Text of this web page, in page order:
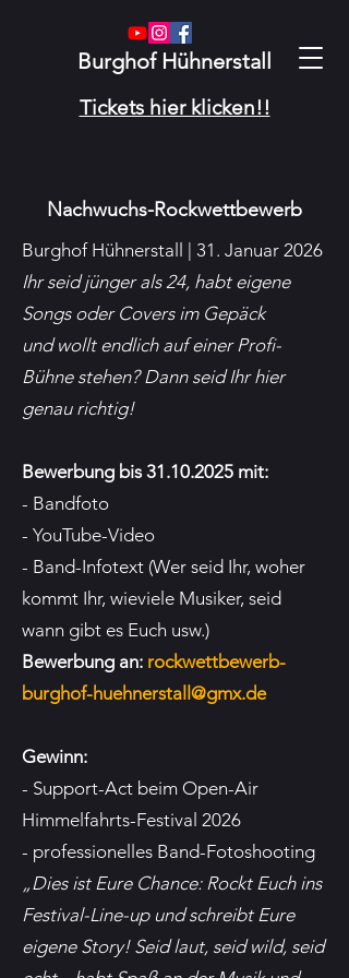
Burghof Hühnerstall
Tickets hier klicken!!
Nachwuchs-Rockwettbewerb
Burghof Hühnerstall | 31. Januar 2026
Ihr seid jünger als 24, habt eigene
Songs oder Covers im Gepäck
und wollt endlich auf einer Profi-
Bühne stehen? Dann seid Ihr hier
genau richtig!
Bewerbung bis 31.10.2025 mit:
- Bandfoto
- YouTube-Video
- Band-Infotext (Wer seid Ihr, woher
kommt Ihr, wieviele Musiker, seid
wann gibt es Euch usw.)
Bewerbung an: rockwettbewerb-
burghof-huehnerstall@gmx.de
Gewinn:
- Support-Act beim Open-Air
Himmelfahrts-Festival 2026
- professionelles Band-Fotoshooting
„Dies ist Eure Chance: Rockt Euch ins
Festival-Line-up und schreibt Eure
eigene Story! Seid laut, seid wild, seid